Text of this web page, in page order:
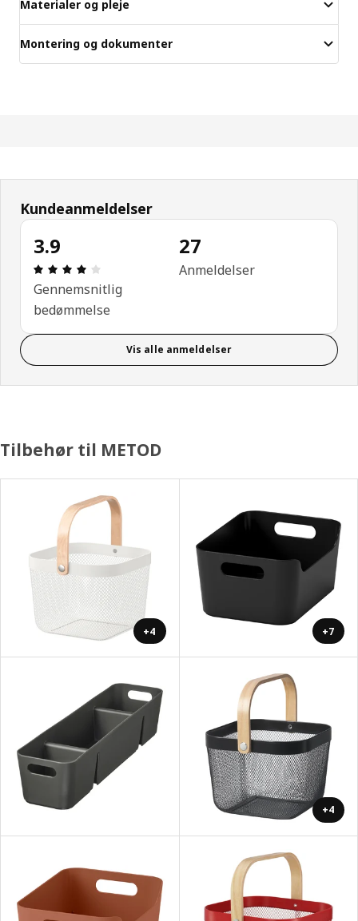
Materialer og pleje
Montering og dokumenter
Kundeanmeldelser
3.9
Anmeldelse: 3.9 Ud af 5 Stjerner. Anmeldelser i
Gennemsnitlig
bedømmelse
27
Anmeldelser
Vis alle anmeldelser
Tilbehør til METOD
+4 +7
+4